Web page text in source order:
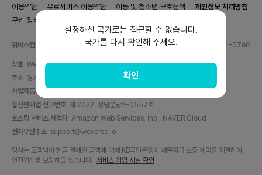
이용약관 유료서비스 이용약관 아동 및 청소년 보호정책
개인정보 처리방침
쿠키 정책
위버스컴퍼니 사업자 정보 1544-0790
상호 Weverse Company Inc. 대표자 양주일
주소 경기도 성남시 분당구 분당내곡로 131, C동 6층(백현동, 판교테크원타워)
사업자등록번호
통신판매업 신고번호 제 2022-성남분당A-0557호
호스팅 서비스 사업자 Amazon Web Services, Inc., NAVER Cloud
전자우편주소 support@weverse.io
당사는 고객님이 현금 결제한 금액에 대해 KB국민은행과 채무지급 보증 계약을 체결하여
안전거래를 보장하고 있습니다. 서비스 가입 사실 확인
설정하신 국가로는 접근할 수 없습니다.
국가를 다시 확인해 주세요.
확인